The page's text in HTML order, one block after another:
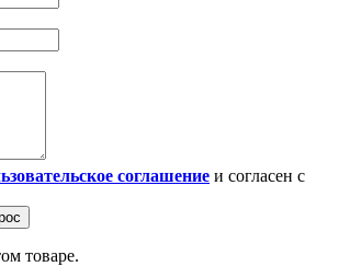
соглашение и согласен с
товаре.